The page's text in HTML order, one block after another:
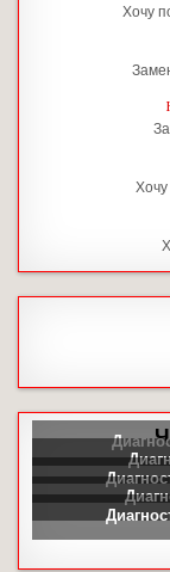
Хочу